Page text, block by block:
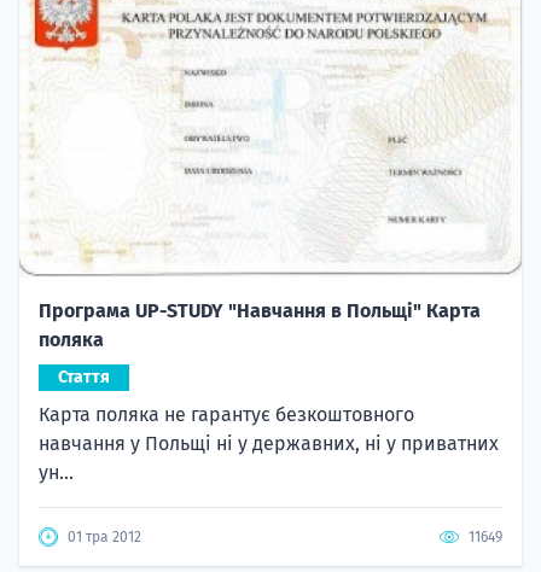
Програма UP-STUDY "Навчання в Польщі" Карта
поляка
Стаття
Карта поляка не гарантує безкоштовного
навчання у Польщі ні у державних, ні у приватних
ун...
01 тра 2012 11649